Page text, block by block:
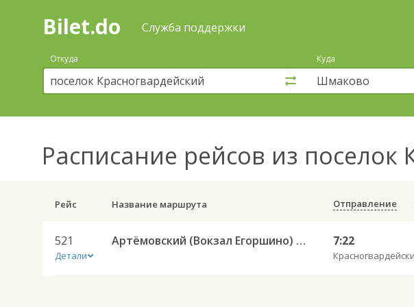
Поиск
покупка
билетов
автобус
онлайн
Bilet.do Служба поддержки
Откуда Куда
Расписание рейсов из поселок
Рейс Название маршрута Отправление
521
Детали
Артёмовский (Вокзал Егоршино) — Ирбит АС 521 7:22